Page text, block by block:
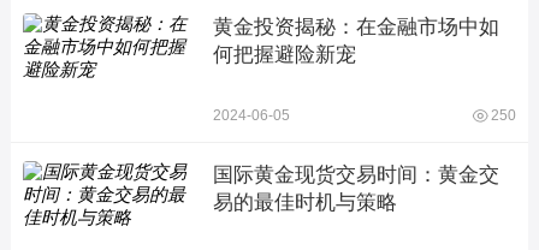
黄金投资揭秘：在金融市场中如
何把握避险新宠
2024-06-05 250
国际黄金现货交易时间：黄金交
易的最佳时机与策略